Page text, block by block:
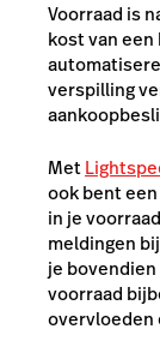
Voorraad is
kost van een
verspilling
Met
ook bent
in je
meldingen
je
voorraad
overvloeden